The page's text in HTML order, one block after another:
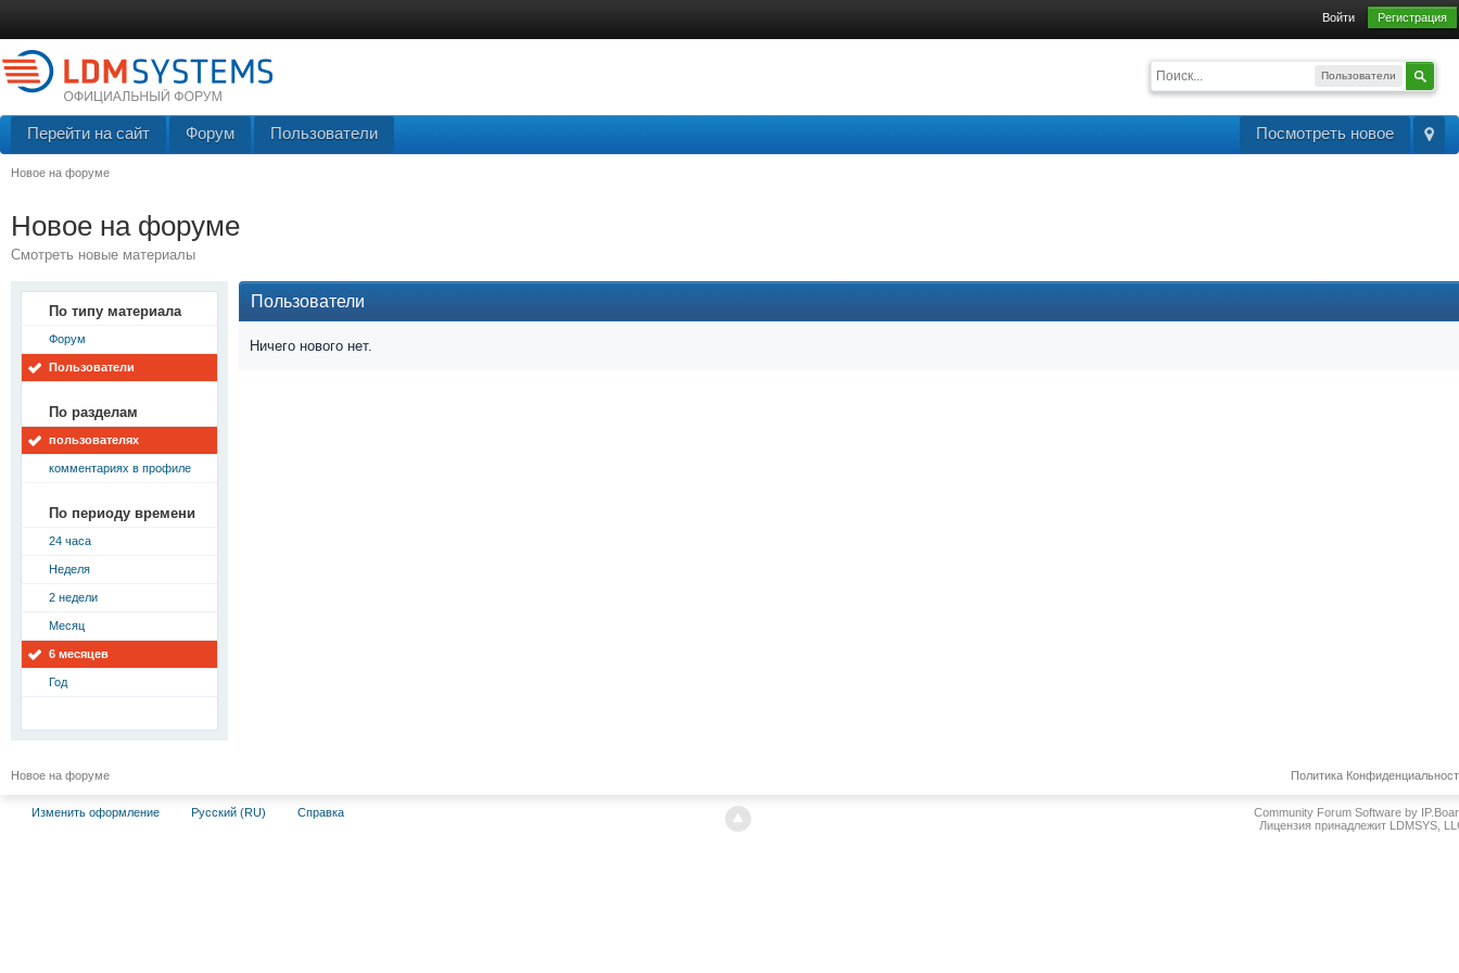
Войти Регистрация
Пользователи
Посмотреть новое
Перейти на сайт Форум Пользователи
Новое на форуме
Новое на форуме
Смотреть новые материалы
По типу материала
Форум
Пользователи
По разделам
пользователях
комментариях в профиле
По периоду времени
24 часа
Неделя
2 недели
Месяц
6 месяцев
Год
Пользователи
Ничего нового нет.
Новое на форуме Политика
Изменить оформление Русский (RU) Справка
Community Forum Software by
Лицензия принадлежит LDMSYS,